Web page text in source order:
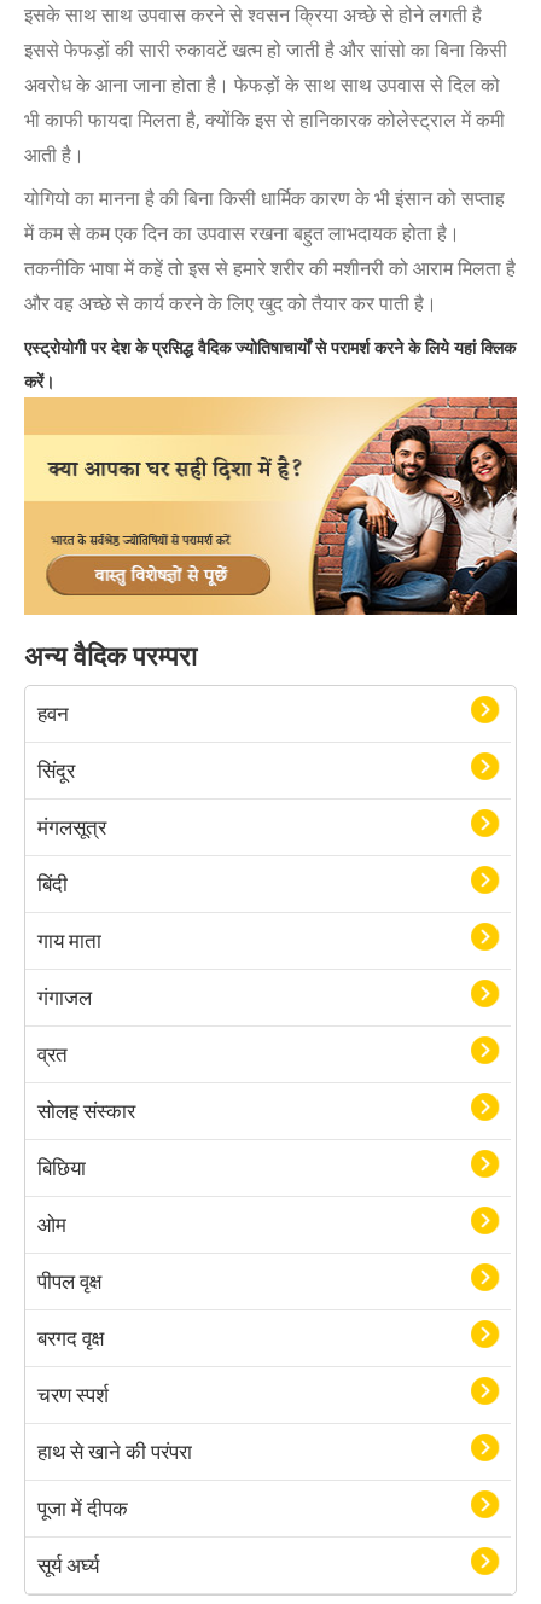
इसके साथ साथ उपवास करने से श्वसन क्रिया अच्छे से होने लगती है
इससे फेफड़ों की सारी रुकावटें खत्म हो जाती है और सांसो का बिना किसी
अवरोध के आना जाना होता है। फेफड़ों के साथ साथ उपवास से दिल को
भी काफी फायदा मिलता है, क्योंकि इस से हानिकारक कोलेस्ट्राल में कमी
आती है।
योगियो का मानना है की बिना किसी धार्मिक कारण के भी इंसान को सप्ताह
में कम से कम एक दिन का उपवास रखना बहुत लाभदायक होता है।
तकनीकि भाषा में कहें तो इस से हमारे शरीर की मशीनरी को आराम मिलता है
और वह अच्छे से कार्य करने के लिए खुद को तैयार कर पाती है।
एस्ट्रोयोगी पर देश के प्रसिद्ध वैदिक ज्योतिषाचार्यों से परामर्श करने के लिये यहां क्लिक
करें।
अन्य वैदिक परम्परा
हवन
सिंदूर
मंगलसूत्र
बिंदी
गाय माता
गंगाजल
व्रत
सोलह संस्कार
बिछिया
ओम
पीपल वृक्ष
बरगद वृक्ष
चरण स्पर्श
हाथ से खाने की परंपरा
पूजा में दीपक
सूर्य अर्घ्य